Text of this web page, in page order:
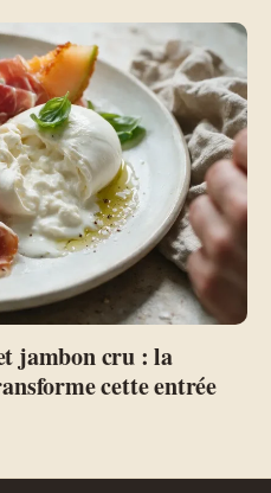
jambon cru : la
cette entrée